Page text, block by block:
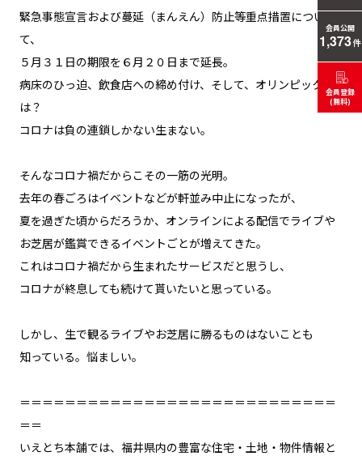
緊急事態宣言および蔓延（まんえん）防止等重点措置につい
て、
５月３１日の期限を６月２０日まで延長。
病床のひっ迫、飲食店への締め付け、そして、オリンピック
は？
コロナは負の連鎖しかない生まない。
そんなコロナ禍だからこその一筋の光明。
去年の春ごろはイベントなどが軒並み中止になったが、
夏を過ぎた頃からだろうか、オンラインによる配信でライブや
お芝居が鑑賞できるイベントごとが増えてきた。
これはコロナ禍だから生まれたサービスだと思うし、
コロナが終息しても続けて貰いたいと思っている。
しかし、生で観るライブやお芝居に勝るものはないことも
知っている。悩ましい。
＝＝＝＝＝＝＝＝＝＝＝＝＝＝＝＝＝＝＝＝＝＝＝＝＝＝＝＝
＝＝
いえとち本舗では、福井県内の豊富な住宅・土地・物件情報と
会員公開
1,373件
会員登録
(無料)